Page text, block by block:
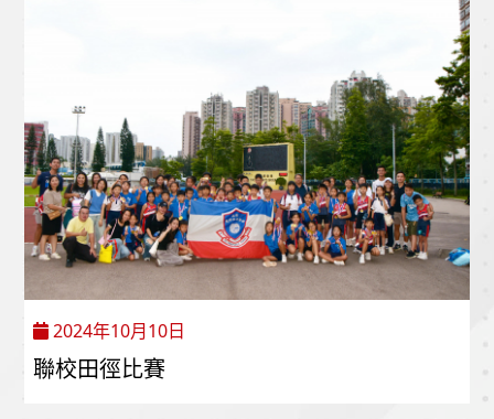
2024年10月10日
聯校田徑比賽